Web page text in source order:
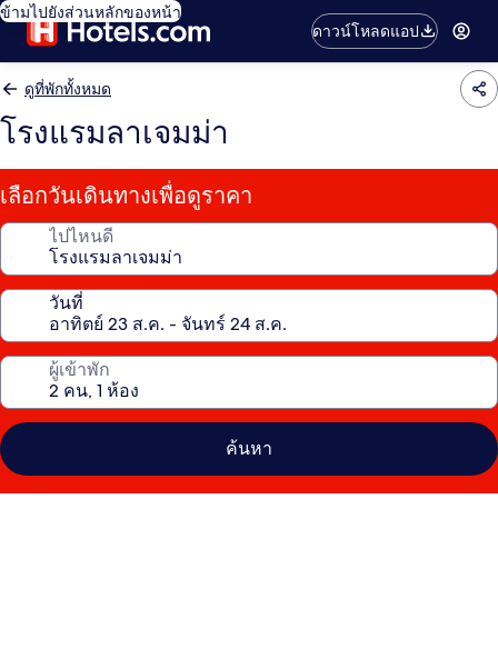
ข้ามไปยังส่วนหลักของหน้า
ดาวน์โหลดแอป
ดูที่พักทั้งหมด
โรงแรมลาเจมม่า
เลือกวันเดินทางเพื่อดูราคา
ไปไหนดี
วันที่
ผู้เข้าพัก
ค้นหา